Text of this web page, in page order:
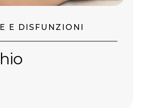
E DISFUNZIONI